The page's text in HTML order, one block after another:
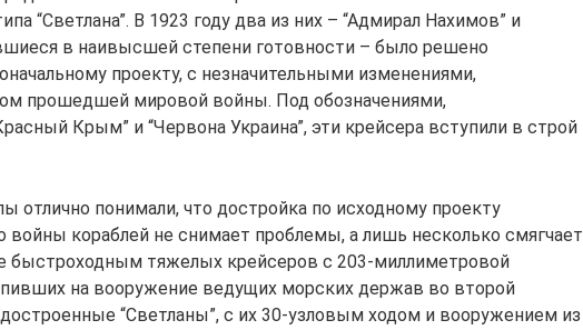
“Светлана”. В 1923 году два из них – “Адмирал Нахимов” и
в наивысшей степени готовности – было решено
проекту, с незначительными изменениями,
прошедшей мировой войны. Под обозначениями,
Крым” и “Червона Украина”, эти крейсера вступили в строй
отлично понимали, что достройка по исходному проекту
кораблей не снимает проблемы, а лишь несколько смягчает
быстроходным тяжелых крейсеров с 203-миллиметровой
на вооружение ведущих морских держав во второй
“Светланы”, с их 30-узловым ходом и вооружением из